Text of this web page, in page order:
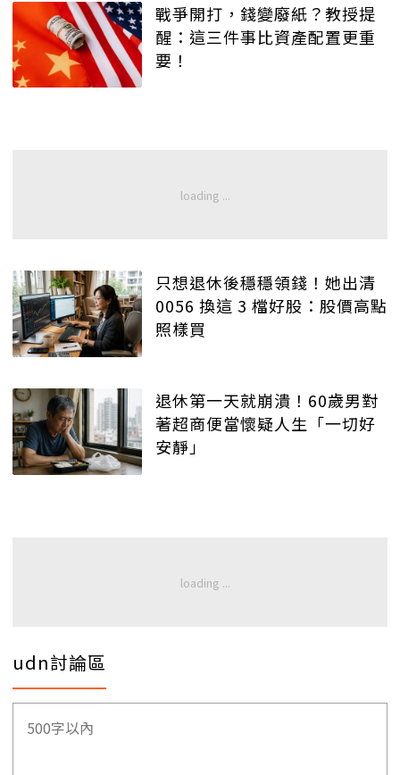
戰爭開打，錢變廢紙？教授提
醒：這三件事比資產配置更重
要！
只想退休後穩穩領錢！她出清
0056 換這 3 檔好股：股價高點
照樣買
退休第一天就崩潰！60歲男對
著超商便當懷疑人生「一切好
安靜」
udn討論區